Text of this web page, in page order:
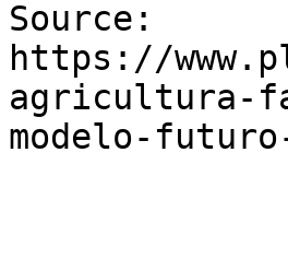
Source:
https://
agricultura-